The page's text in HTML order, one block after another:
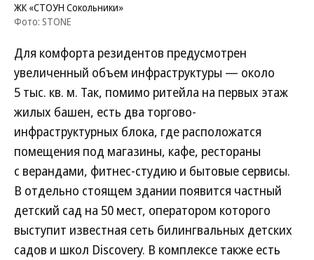
ЖК «СТОУН Сокольники»
Фото: STONE
Для комфорта резидентов предусмотрен
увеличенный объем инфраструктуры — около
5 тыс. кв. м. Так, помимо ритейла на первых этаж
жилых башен, есть два торгово-
инфраструктурных блока, где расположатся
помещения под магазины, кафе, рестораны
с верандами, фитнес-студию и бытовые сервисы.
В отдельно стоящем здании появится частный
детский сад на 50 мест, оператором которого
выступит известная сеть билингвальных детских
садов и школ Discovery. В комплексе также есть